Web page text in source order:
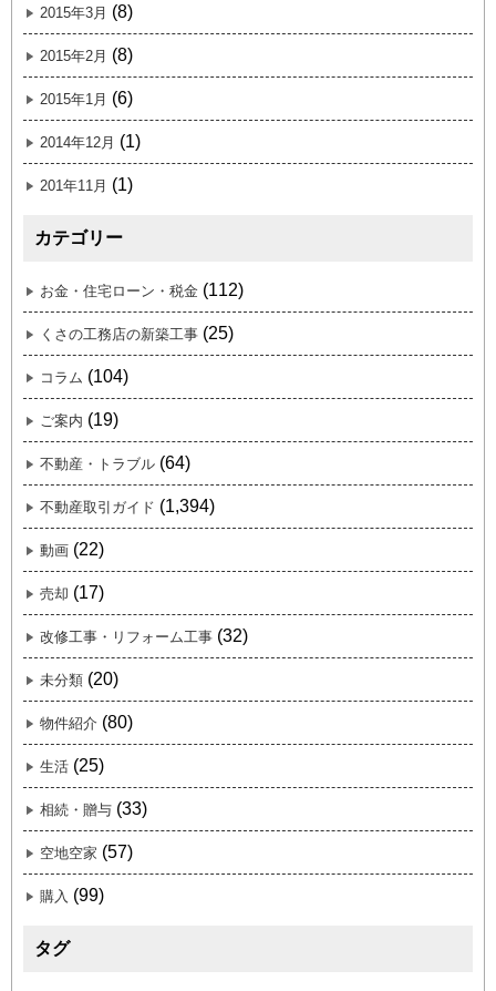
2015年3月 (8)
2015年2月 (8)
2015年1月 (6)
2014年12月 (1)
201年11月 (1)
カテゴリー
お金・住宅ローン・税金 (112)
くさの工務店の新築工事 (25)
コラム (104)
ご案内 (19)
不動産・トラブル (64)
不動産取引ガイド (1,394)
動画 (22)
売却 (17)
改修工事・リフォーム工事 (32)
未分類 (20)
物件紹介 (80)
生活 (25)
相続・贈与 (33)
空地空家 (57)
購入 (99)
タグ